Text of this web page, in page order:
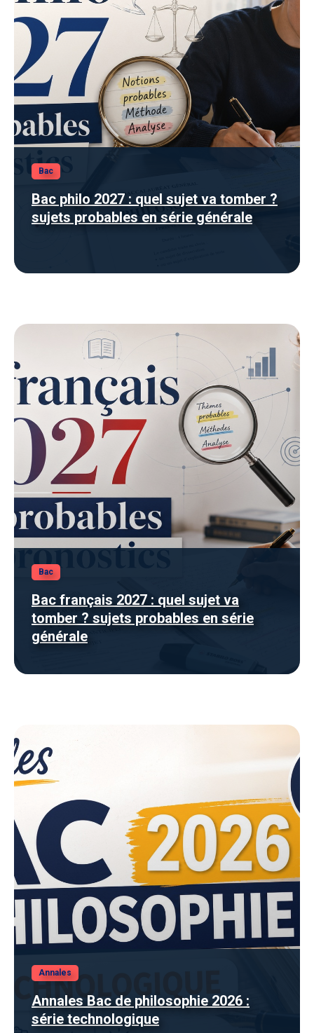
Bac
Bac philo 2027 : quel sujet va tomber ?
sujets probables en série générale
Bac
Bac français 2027 : quel sujet va
tomber ? sujets probables en série
générale
Annales
Annales Bac de philosophie 2026 :
série technologique